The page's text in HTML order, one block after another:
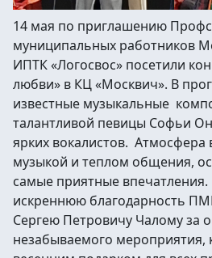
14 мая по приглашению
муниципальных работников
ИПТК «Логосвос» посетили
любви» в КЦ «Москвич». В
известные музыкальные
талантливой певицы Софьи
ярких вокалистов. Атмосфера
музыкой и теплом общения,
самые приятные
искреннюю благодарность
Сергею Петровичу Чалому за
незабываемого мероприятия,